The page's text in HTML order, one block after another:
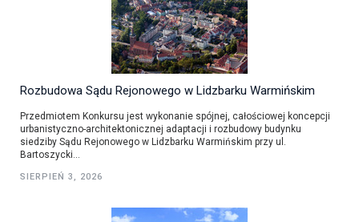
Rozbudowa Sądu Rejonowego w Lidzbarku Warmińskim
Przedmiotem Konkursu jest wykonanie spójnej, całościowej koncepcji
urbanistyczno-architektonicznej adaptacji i rozbudowy budynku
siedziby Sądu Rejonowego w Lidzbarku Warmińskim przy ul.
Bartoszycki...
SIERPIEŃ 3, 2026